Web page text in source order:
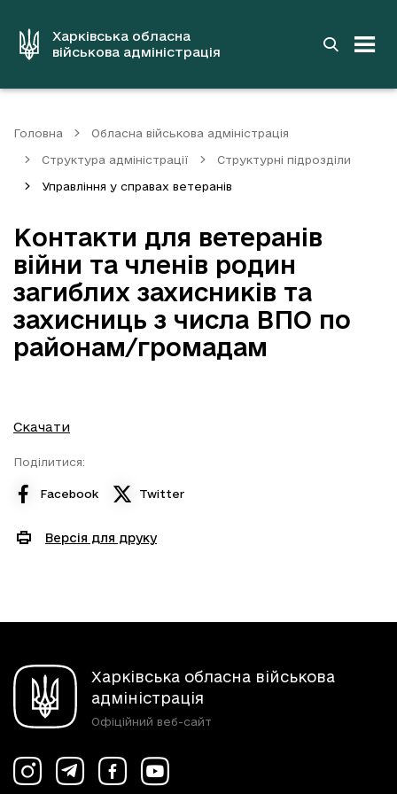
вмістуХарківська обласна
військова адміністрація
Головна Обласна військова адміністрація
Структура адміністрації Структурні підрозділи
Управління у справах ветеранів
Контакти для ветеранів
війни та членів родин
загиблих захисників та
захисниць з числа ВПО по
районам/громадам
Скачати
Поділитися:
Facebook Twitter
Версія для друку
Харківська обласна військова
адміністрація
Офіційний веб-сайт